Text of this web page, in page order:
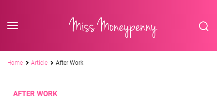
Miss Moneypenny
Pfadnavigation
Home Article After Work
AFTER WORK